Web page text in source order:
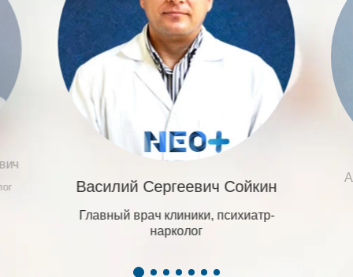
Василий Сергеевич Сойкин
Главный врач клиники, психиатр-
нарколог